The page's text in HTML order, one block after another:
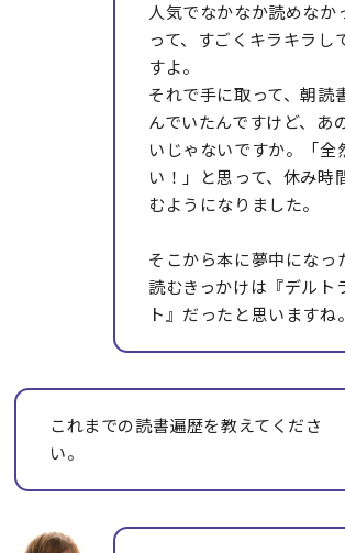
人気でなかなか読めなか
って、すごくキラキラし
すよ。
それで手に取って、朝読
んでいたんですけど、あ
いじゃないですか。「全
い！」と思って、休み時
むようになりました。
そこから本に夢中になっ
読むきっかけは『デルト
ト』だったと思いますね。
これまでの読書遍歴を教えてくださ
い。